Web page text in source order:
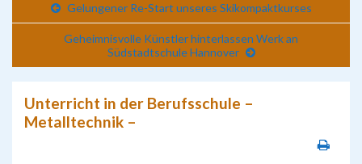
Gelungener Re-Start unseres Skikompaktkurses
Geheimnisvolle Künstler hinterlassen Werk an
Südstadtschule Hannover
Unterricht in der Berufsschule –
Metalltechnik –